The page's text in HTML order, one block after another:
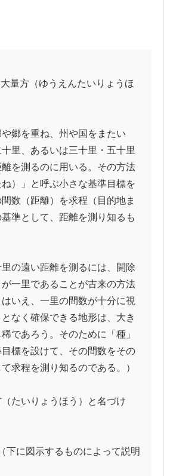
郷を重ね、州や国をまたい
里、あるいは三十里・五十里
を測るのに用いる。その方法
）」と呼ぶ小さな基準目標を
数（距離）を求程（目的地ま
準として、距離を測り知るも
里の遠い距離を測るには、開除
が一里であることが古来の方法
いえ、一里の間数が十分に視
なく確保できる地形は、大き
であろう。そのために「種」
標を設けて、その間数をその
求程を測り知るのである。）
たいりょうほう）と名づけ
下に図示するものによって説明